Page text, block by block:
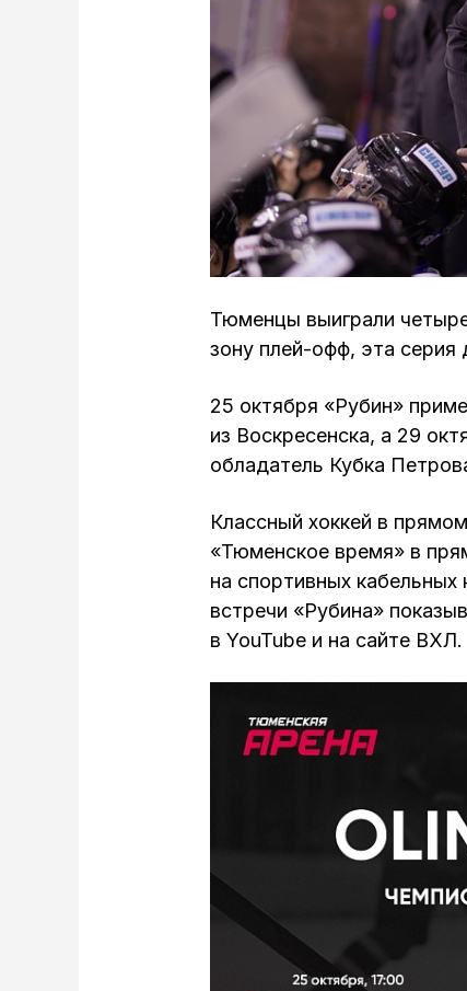
Тюменцы выиграли
зону плей-офф, эта
25 октября «Рубин»
из Воскресенска, а 29
обладатель Кубка
Классный хоккей в
«Тюменское время» в
на спортивных
встречи «Рубина»
в YouTube и на сайте ВХЛ.